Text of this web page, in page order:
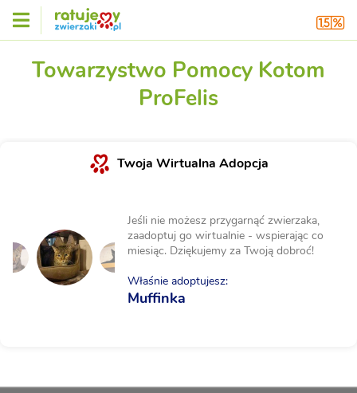
Towarzystwo Pomocy Kotom
ProFelis
Twoja Wirtualna Adopcja
Jeśli nie możesz przygarnąć zwierzaka,
zaadoptuj go wirtualnie - wspierając co
miesiąc. Dziękujemy za Twoją dobroć!
Właśnie adoptujesz:
Muffinka